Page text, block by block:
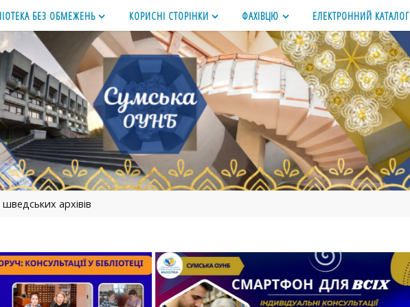
БЕЗ ОБМЕЖЕНЬ КОРИСНІ СТОРІНКИ ФАХІВЦЮ ЕЛЕКТРОННИЙ КАТАЛОГ
архівів